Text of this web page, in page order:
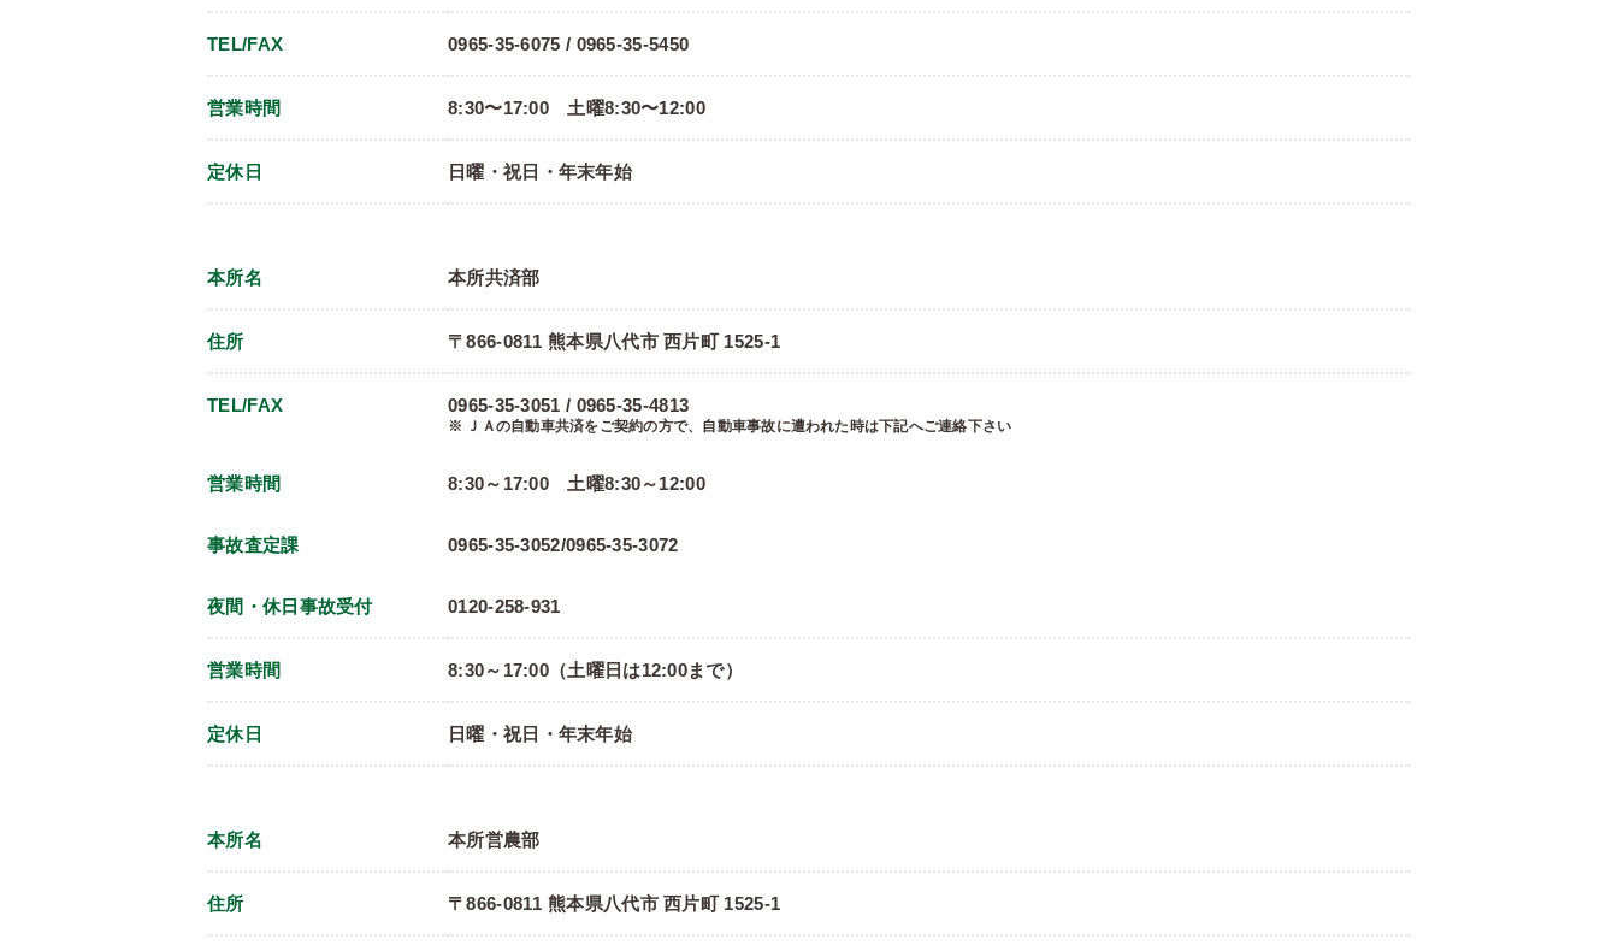
TEL/FAX 0965-35-6075 / 0965-35-5450
営業時間 8:30〜17:00 土曜8:30〜12:00
定休日 日曜・祝日・年末年始
本所名 本所共済部
住所 〒866-0811 熊本県八代市 西片町 1525-1
TEL/FAX 0965-35-3051 / 0965-35-4813
※ ＪＡの自動車共済をご契約の方で、自動車事故に遭われた時は下記へご連絡下さい
営業時間 8:30～17:00 土曜8:30～12:00
事故査定課 0965-35-3052/0965-35-3072
夜間・休日事故受付 0120-258-931
営業時間 8:30～17:00（土曜日は12:00まで）
定休日 日曜・祝日・年末年始
本所名 本所営農部
住所 〒866-0811 熊本県八代市 西片町 1525-1